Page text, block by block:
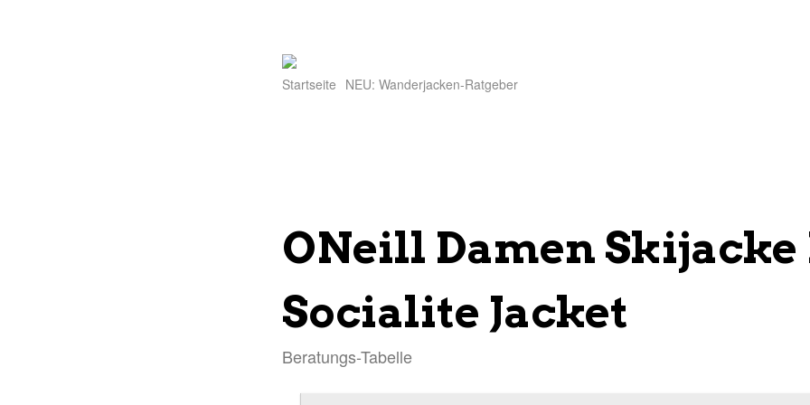
Startseite NEU: Wanderjacken-Ratgeber
ONeill Damen Skijacke
Socialite Jacket
Beratungs-Tabelle